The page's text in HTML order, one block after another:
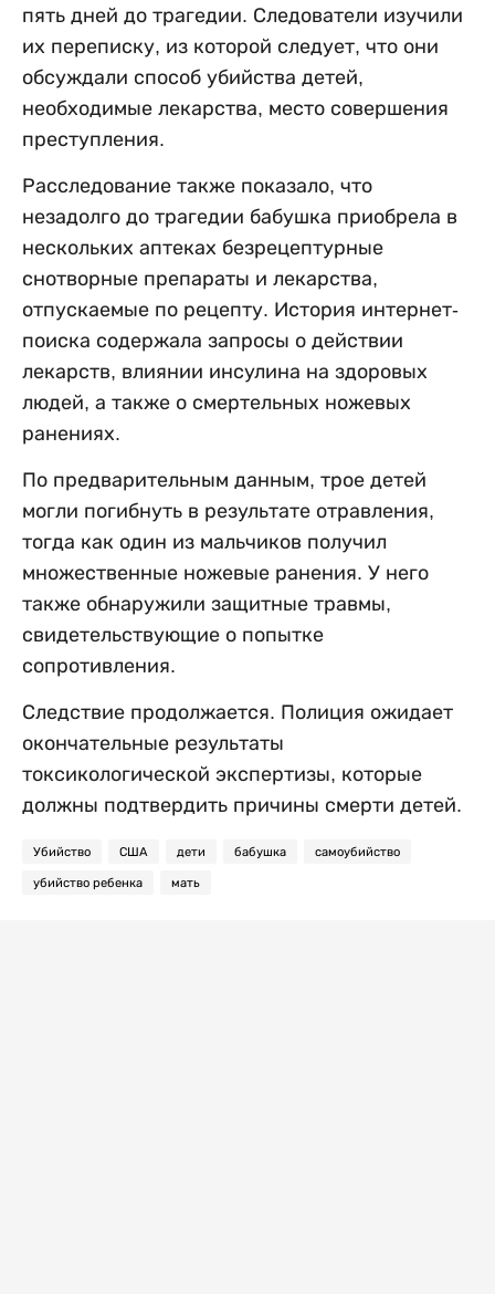
пять дней до трагедии. Следователи изучили
их переписку, из которой следует, что они
обсуждали способ убийства детей,
необходимые лекарства, место совершения
преступления.
Расследование также показало, что
незадолго до трагедии бабушка приобрела в
нескольких аптеках безрецептурные
снотворные препараты и лекарства,
отпускаемые по рецепту. История интернет-
поиска содержала запросы о действии
лекарств, влиянии инсулина на здоровых
людей, а также о смертельных ножевых
ранениях.
По предварительным данным, трое детей
могли погибнуть в результате отравления,
тогда как один из мальчиков получил
множественные ножевые ранения. У него
также обнаружили защитные травмы,
свидетельствующие о попытке
сопротивления.
Следствие продолжается. Полиция ожидает
окончательные результаты
токсикологической экспертизы, которые
должны подтвердить причины смерти детей.
Убийство США дети бабушка самоубийство
убийство ребенка мать